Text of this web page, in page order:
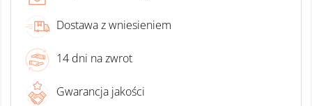
Dostawa z wniesieniem
14 dni na zwrot
Gwarancja jakości